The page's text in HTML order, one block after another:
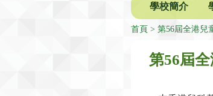
學校簡介
首頁 第56屆全港兒
第56屆